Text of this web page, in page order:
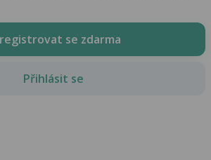
se zdarma
Přihlásit se